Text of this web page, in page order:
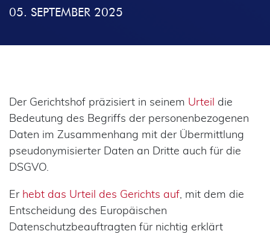
05. SEPTEMBER 2025
Der Gerichtshof präzisiert in seinem Urteil die
Bedeutung des Begriffs der personenbezogenen
Daten im Zusammenhang mit der Übermittlung
pseudonymisierter Daten an Dritte auch für die
DSGVO.
Er hebt das Urteil des Gerichts auf , mit dem die
Entscheidung des Europäischen
Datenschutzbeauftragten für nichtig erklärt